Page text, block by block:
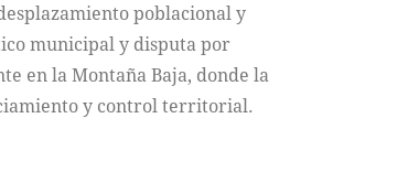
poblacional y
municipal y disputa por
en la Montaña Baja, donde la
y control territorial.